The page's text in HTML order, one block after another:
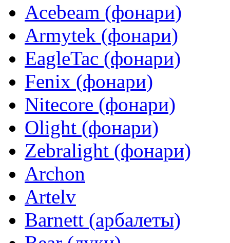
Acebeam (фонари)
Armytek (фонари)
EagleTac (фонари)
Fenix (фонари)
Nitecore (фонари)
Olight (фонари)
Zebralight (фонари)
Archon
Artelv
Barnett (арбалеты)